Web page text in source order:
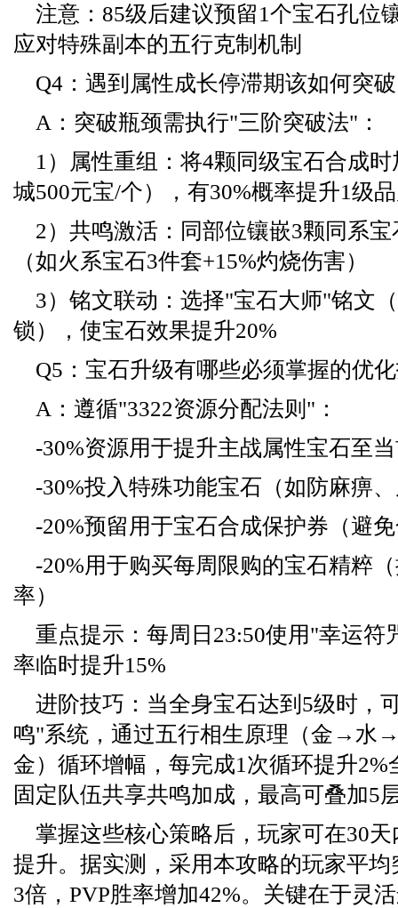
注意：85级后建议预留1个宝石孔位
应对特殊副本的五行克制机制
Q4：遇到属性成长停滞期该如何突
A：突破瓶颈需执行"三阶突破法"：
1）属性重组：将4颗同级宝石合成
城500元宝/个），有30%概率提升1级
2）共鸣激活：同部位镶嵌3颗同系
（如火系宝石3件套+15%灼烧伤害）
3）铭文联动：选择"宝石大师"铭文
锁），使宝石效果提升20%
Q5：宝石升级有哪些必须掌握的优
A：遵循"3322资源分配法则"：
-30%资源用于提升主战属性宝石至
-30%投入特殊功能宝石（如防麻痹
-20%预留用于宝石合成保护券（避
-20%用于购买每周限购的宝石精粹
率）
重点提示：每周日23:50使用"幸运符
率临时提升15%
进阶技巧：当全身宝石达到5级时，
鸣"系统，通过五行相生原理（金→
金）循环增幅，每完成1次循环提升2%
固定队伍共享共鸣加成，最高可叠加5
掌握这些核心策略后，玩家可在30
提升。据实测，采用本攻略的玩家平
3倍，PVP胜率增加42%。关键在于灵